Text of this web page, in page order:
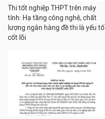
Thi tốt nghiệp THPT trên máy
tính: Hạ tầng công nghệ, chất
lượng ngân hàng đề thi là yếu tố
cốt lõi